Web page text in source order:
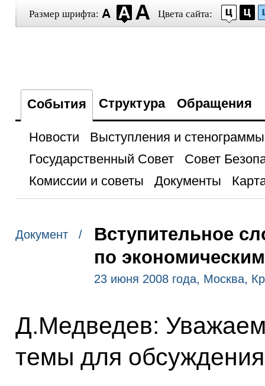
Размер шрифта: Цвета сайта:
События Структура Обращения
Новости
Выступления и стенограммы
Государственный Совет
Совет
Комиссии и советы
Документы
Документ /
Вступительное
по
23 июня 2008 года, Москва,
Д.Медведев:
темы для